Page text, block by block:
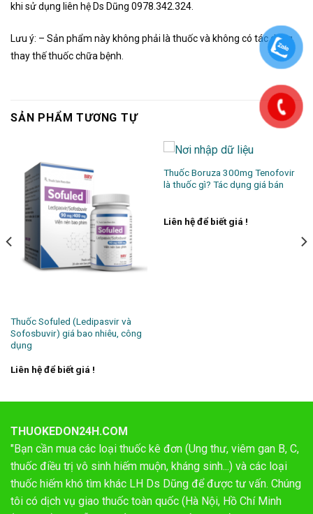
khi sử dụng liên hệ Ds Dũng 0978.342.324.
Lưu ý: – Sản phẩm này không phải là thuốc và không có tác dụng
thay thế thuốc chữa bệnh.
SẢN PHẨM TƯƠNG TỰ
Thuốc Sofuled (Ledipasvir và
Sofosbuvir) giá bao nhiêu, công
dụng
Liên hệ để biết giá !
Thuốc Boruza 300mg Tenofovir
là thuốc gì? Tác dụng giá bán
Liên hệ để biết giá !
THUOKEDON24H.COM
"Bạn cần mua các loại thuốc kê đơn (Ung thư, viêm gan B, C,
thuốc điều trị vô sinh hiếm muộn, kháng sinh...) và các loại
thuốc hiếm khó tìm khác LH Ds Dũng để được tư vấn. Chúng
tôi có dịch vụ giao thuốc toàn quốc (Hà Nội, Hồ Chí Minh